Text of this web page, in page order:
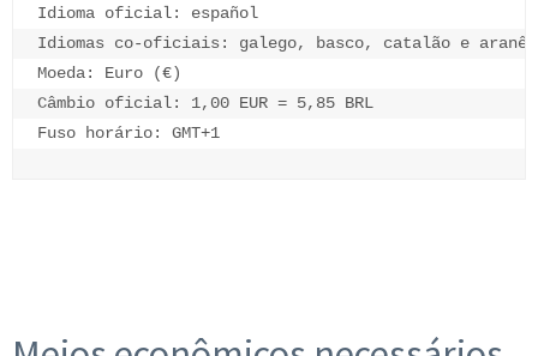
Idioma oficial: español
Idiomas co-oficiais: galego, basco, catalão e aranês
Moeda: Euro (€)
Câmbio oficial: 1,00 EUR = 5,85 BRL
Fuso horário: GMT+1